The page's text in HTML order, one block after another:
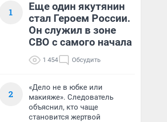
1
Еще один якутянин
стал Героем России.
Он служил в зоне
СВО с самого начала
1 454 Обсудить
2
«Дело не в юбке или
макияже». Следователь
объяснил, кто чаще
становится жертвой